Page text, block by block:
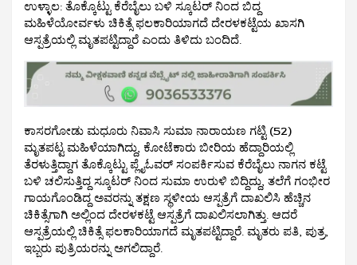
ಉಳ್ಳಾಲ: ತೊಕ್ಕೊಟ್ಟು ಕೆರೆಬೈಲು‌ ಬಳಿ ಸ್ಕೂಟರ್ ನಿಂದ ಬಿದ್ದ
ಮಹಿಳೆಯೋರ್ವಳು ಚಿಕಿತ್ಸೆ ಫಲಕಾರಿಯಾಗದೆ ದೇರಳಕಟ್ಟೆಯ ಖಾಸಗಿ
ಆಸ್ಪತ್ರೆಯಲ್ಲಿ ಮೃತಪಟ್ಟಿದ್ದಾರೆ ಎಂದು ತಿಳಿದು ಬಂದಿದೆ.
ಕಾಸರಗೋಡು ಮಧೂರು ನಿವಾಸಿ ಸುಮಾ ನಾರಾಯಣ ಗಟ್ಟಿ (52)
ಮೃತಪಟ್ಟ ಮಹಿಳೆಯಾಗಿದ್ದು, ಕೋಟೆಕಾರು ಬೀರಿಯ ಹೆದ್ದಾರಿಯಲ್ಲಿ
ತೆರಳುತ್ತಿದ್ದಾಗ‌ ತೊಕ್ಕೊಟ್ಟು ಪ್ಲೈಓವರ್ ಸಂಪರ್ಕಿಸುವ ಕೆರೆಬೈಲು ನಾಗನ ಕಟ್ಟೆ
ಬಳಿ ಚಲಿಸುತ್ತಿದ್ದ ಸ್ಕೂಟರ್ ನಿಂದ ಸುಮಾ ಉರುಳಿ ಬಿದ್ದಿದ್ದು, ತಲೆಗೆ ಗಂಭೀರ
ಗಾಯಗೊಂಡಿದ್ದ ಅವರನ್ನು ತಕ್ಷಣ ಸ್ಥಳೀಯ ಆಸ್ಪತ್ರೆಗೆ ದಾಖಲಿಸಿ ಹೆಚ್ಚಿನ
ಚಿಕಿತ್ಸೆಗಾಗಿ ಅಲ್ಲಿಂದ ದೇರಳಕಟ್ಟೆ ಆಸ್ಪತ್ರೆಗೆ ದಾಖಲಿಸಲಾಗಿತ್ತು. ಆದರೆ
ಆಸ್ಪತ್ರೆಯಲ್ಲಿ ಚಿಕಿತ್ಸೆ ಫಲಕಾರಿಯಾಗದೆ ಮೃತಪಟ್ಟಿದ್ದಾರೆ. ಮೃತರು ಪತಿ, ಪುತ್ರ,
ಇಬ್ಬರು ಪುತ್ರಿಯರನ್ನು ಅಗಲಿದ್ದಾರೆ.